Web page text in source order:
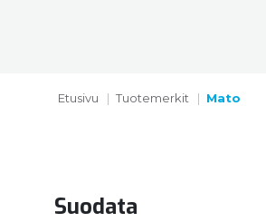
Etusivu Tuotemerkit Mato
Suodata